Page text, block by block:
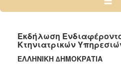
2025
2023
2022
Εκδήλωση
Κτηνιατρικών
ΕΛΛΗΝΙΚΗ ∆ΗΜΟΚΡΑΤΙΑ